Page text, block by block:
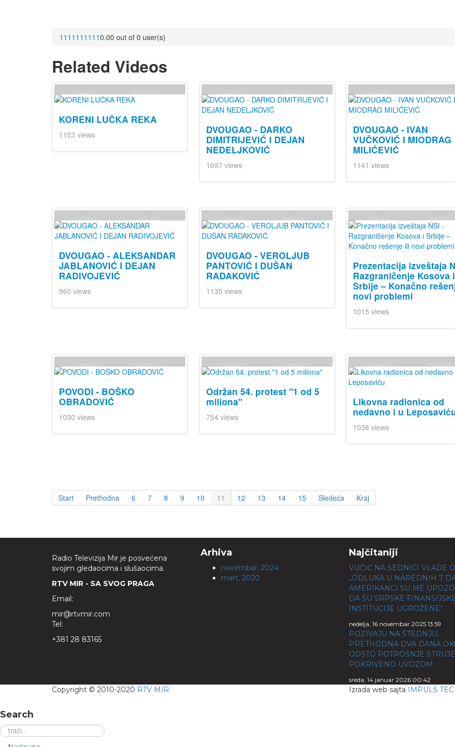
1 1 1 1 1 1 1 1 1 10.00 out of 0 user(s)
Related Videos
KORENI LUČKA REKA
1153 views
DVOUGAO - DARKO
DIMITRIJEVIĆ I DEJAN
NEDELJKOVIĆ
1097 views
DVOUGAO - IVAN
VUČKOVIĆ I MIODRAG
MILIĆEVIĆ
1141 views
DVOUGAO - ALEKSANDAR
JABLANOVIĆ I DEJAN
RADIVOJEVIĆ
960 views
DVOUGAO - VEROLJUB
PANTOVIĆ I DUŠAN
RADAKOVIĆ
1135 views
Prezentacija izveštaja
Razgraničenje Kosova i
Srbije – Konačno
novi problemi
1015 views
POVODI - BOŠKO
OBRADOVIĆ
1030 views
Održan 54. protest "1 od 5
miliona"
754 views
Likovna radionica od
nedavno i u
1038 views
Start Prethodna 6 7 8 9 10 11 12 13 14 15 Sledeća Kraj
Radio Televizija Mir je posvećena
svojim gledaocima i slušaocima.
RTV MIR - SA SVOG PRAGA
Email:
mir@rtvmir.com
Tel:
+381 28 83165
Arhiva
novembar, 2024
mart, 2020
Najčitaniji
VUČIĆ NA SEDNICI VLADE
„ODLUKA U NAREDNIH 7
AMERIKANCI SU ME
DA SU SRPSKE
INSTITUCIJE UGROŽENE“
nedelja, 16 novembar 2025 13:59
POZIVAJU NA ŠTEDNJU,
PRETHODNA DVA DANA
ODSTO POTROŠNJE STRUJE
POKRIVENO UVOZOM
sreda, 14 januar 2026 00:42
Copyright © 2010-2020 RTV MIR. Izrada web sajta IMPULS
Search